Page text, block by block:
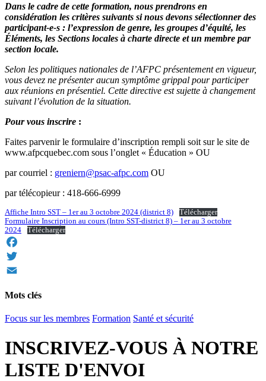
Dans le cadre de cette formation, nous prendrons en
considération les critères suivants si nous devons sélectionner des
participant-e-s : l’expression de genre, les groupes d’équité, les
Éléments, les Sections locales à charte directe et un membre par
section locale.
Selon les politiques nationales de l’AFPC présentement en vigueur,
vous devez ne présenter aucun symptôme grippal pour participer
aux réunions en présentiel. Cette directive est sujette à changement
suivant l’évolution de la situation.
Pour vous inscrire :
Faites parvenir le formulaire d’inscription rempli soit sur le site de
www.afpcquebec.com sous l’onglet « Éducation » OU
par courriel : greniern@psac-afpc.com OU
par télécopieur : 418-666-6999
Affiche Intro SST – 1er au 3 octobre 2024 (district 8)
Télécharger
Formulaire Inscription au cours (Intro SST-district 8) – 1er au 3 octobre
2024
Télécharger
Facebook
Twitter
Mots clés
Focus sur les membres Formation Santé et sécurité
INSCRIVEZ-VOUS À NOTRE
LISTE D'ENVOI